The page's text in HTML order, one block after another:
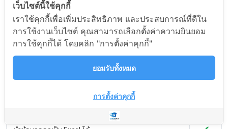
รายงานการซื้อของลูกค้ารายบุคคล ✔
รายงานการขายของพนักงาน
รายงานปรับแต่งเงื่อนไขโดยละเอียดได้
✔
เว็บไซต์นี้ใช้คุกกี้
เราใช้คุกกี้เพื่อเพิ่มประสิทธิภาพ และประสบการณ์ที่ดีใน
การใช้งานเว็บไซต์ คุณสามารถเลือกตั้งค่าความยินยอม
การใช้คุกกี้ได้ โดยคลิก "การตั้งค่าคุกกี้"
ยอมรับทั้งหมด
การตั้งค่าคุกกี้